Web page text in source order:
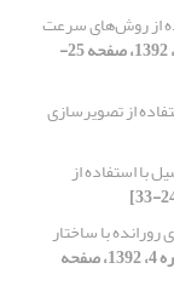
از روش‌های سرعت
[دوره 7، شماره 3، 1392، صفحه 25-
از تصویرسازی
با استفاده از
با ساختار
[دوره 7، شماره 4، 1392، صفحه